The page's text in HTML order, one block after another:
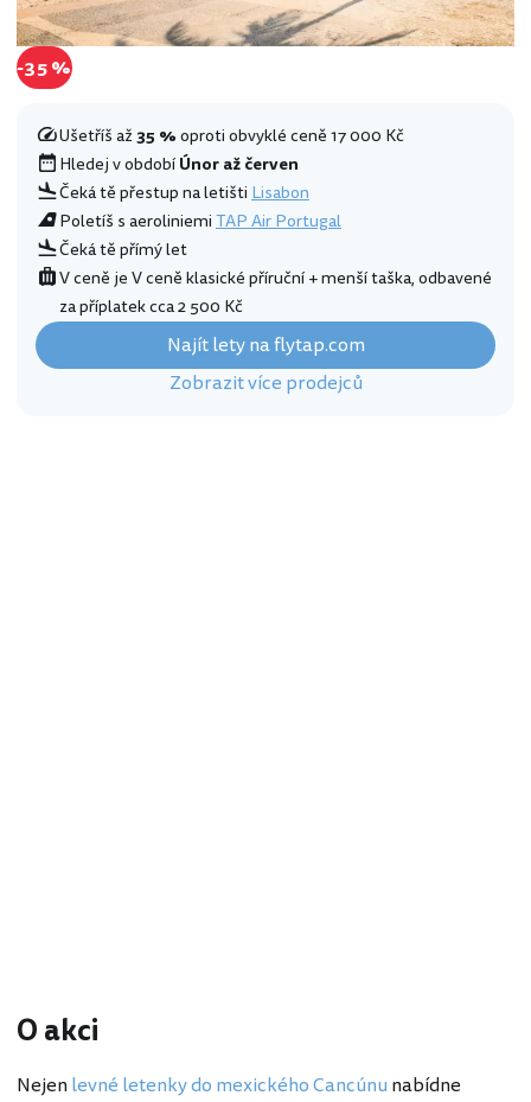
-35 %
Ušetříš až35 %oproti obvyklé ceně 17 000 Kč
Hledej v obdobíÚnor až červen
Čeká tě přestup na letištiLisabon
Poletíš s aeroliniemiTAP Air Portugal
Čeká tě přímý let
V ceně je V ceně klasické příruční + menší taška, odbavené
za příplatek cca 2 500 Kč
Najít lety na flytap.com
Zobrazit více prodejců
O akci
Nejenlevné letenky do mexického Cancúnu nabídne